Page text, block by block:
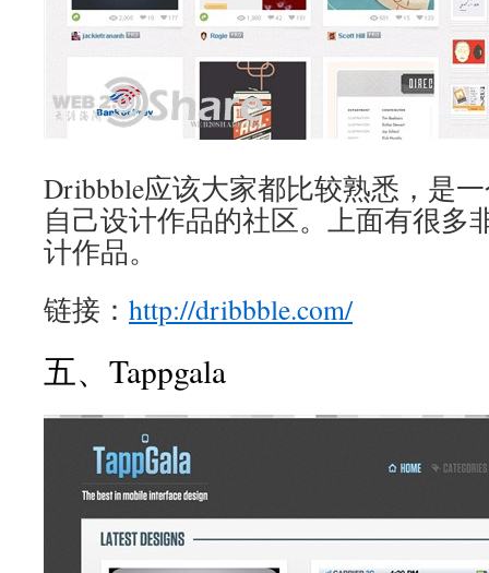
Dribbble应该大家都比较熟悉，是
自己设计作品的社区。上面有很多
计作品。
链接： http://dribbble.com/
五、Tappgala